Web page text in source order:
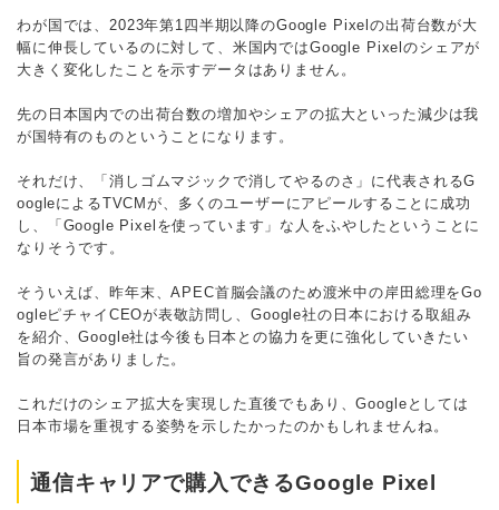
わが国では、2023年第1四半期以降のGoogle Pixelの出荷台数が大
幅に伸長しているのに対して、米国内ではGoogle Pixelのシェアが
大きく変化したことを示すデータはありません。
先の日本国内での出荷台数の増加やシェアの拡大といった減少は我
が国特有のものということになります。
それだけ、「消しゴムマジックで消してやるのさ」に代表されるG
oogleによるTVCMが、多くのユーザーにアピールすることに成功
し、「Google Pixelを使っています」な人をふやしたということに
なりそうです。
そういえば、昨年末、APEC首脳会議のため渡米中の岸田総理をGo
ogleピチャイCEOが表敬訪問し、Google社の日本における取組み
を紹介、Google社は今後も日本との協力を更に強化していきたい
旨の発言がありました。
これだけのシェア拡大を実現した直後でもあり、Googleとしては
日本市場を重視する姿勢を示したかったのかもしれませんね。
通信キャリアで購入できるGoogle Pixel